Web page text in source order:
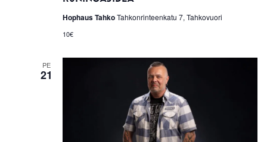
Hophaus TahkoTahkonrinteenkatu 7, Tahkovuori
10€
PE
21